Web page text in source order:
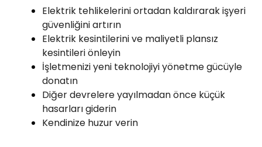
Elektrik tehlikelerini ortadan kaldırarak işyeri
güvenliğini artırın
Elektrik kesintilerini ve maliyetli plansız
kesintileri önleyin
İşletmenizi yeni teknolojiyi yönetme gücüyle
donatın
Diğer devrelere yayılmadan önce küçük
hasarları giderin
Kendinize huzur verin